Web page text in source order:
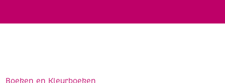
Boeken en Kleurboeken